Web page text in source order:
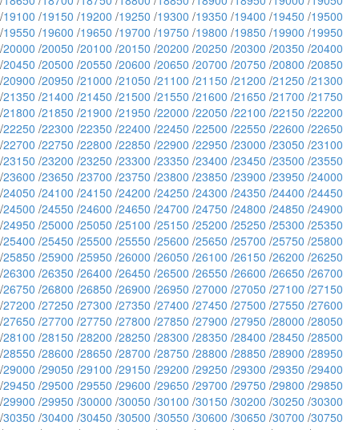
/19100 /19150 /19200 /19250 /19300 /19350 /19400 /19450 /19500
/19550 /19600 /19650 /19700 /19750 /19800 /19850 /19900 /19950
/20000 /20050 /20100 /20150 /20200 /20250 /20300 /20350 /20400
/20450 /20500 /20550 /20600 /20650 /20700 /20750 /20800 /20850
/20900 /20950 /21000 /21050 /21100 /21150 /21200 /21250 /21300
/21350 /21400 /21450 /21500 /21550 /21600 /21650 /21700 /21750
/21800 /21850 /21900 /21950 /22000 /22050 /22100 /22150 /22200
/22250 /22300 /22350 /22400 /22450 /22500 /22550 /22600 /22650
/22700 /22750 /22800 /22850 /22900 /22950 /23000 /23050 /23100
/23150 /23200 /23250 /23300 /23350 /23400 /23450 /23500 /23550
/23600 /23650 /23700 /23750 /23800 /23850 /23900 /23950 /24000
/24050 /24100 /24150 /24200 /24250 /24300 /24350 /24400 /24450
/24500 /24550 /24600 /24650 /24700 /24750 /24800 /24850 /24900
/24950 /25000 /25050 /25100 /25150 /25200 /25250 /25300 /25350
/25400 /25450 /25500 /25550 /25600 /25650 /25700 /25750 /25800
/25850 /25900 /25950 /26000 /26050 /26100 /26150 /26200 /26250
/26300 /26350 /26400 /26450 /26500 /26550 /26600 /26650 /26700
/26750 /26800 /26850 /26900 /26950 /27000 /27050 /27100 /27150
/27200 /27250 /27300 /27350 /27400 /27450 /27500 /27550 /27600
/27650 /27700 /27750 /27800 /27850 /27900 /27950 /28000 /28050
/28100 /28150 /28200 /28250 /28300 /28350 /28400 /28450 /28500
/28550 /28600 /28650 /28700 /28750 /28800 /28850 /28900 /28950
/29000 /29050 /29100 /29150 /29200 /29250 /29300 /29350 /29400
/29450 /29500 /29550 /29600 /29650 /29700 /29750 /29800 /29850
/29900 /29950 /30000 /30050 /30100 /30150 /30200 /30250 /30300
/30350 /30400 /30450 /30500 /30550 /30600 /30650 /30700 /30750